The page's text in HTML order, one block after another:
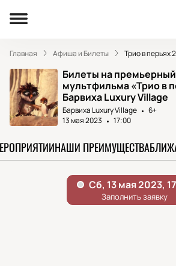
Главная Афиша и Билеты Трио в перьях 2
Билеты на
мультфильма «Трио в
Барвиха Luxury Village
Барвиха Luxury Village
6+
13 мая 2023
17:00
НАШИ ПРЕИМУЩЕСТВА